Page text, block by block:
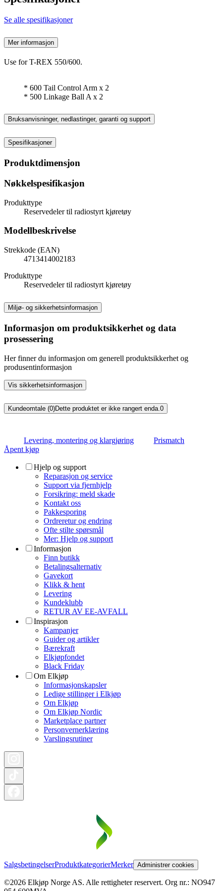
Se alle spesifikasjoner
Mer informasjon
Use for T-REX 550/600.
* 600 Tail Control Arm x 2
* 500 Linkage Ball A x 2
Bruksanvisninger, nedlastinger, garanti og support
Spesifikasjoner
Produktdimensjon
Nøkkelspesifikasjon
Produkttype
Reservedeler til radiostyrt kjøretøy
Modellbeskrivelse
Strekkode (EAN)
4713414002183
Produkttype
Reservedeler til radiostyrt kjøretøy
Miljø- og sikkerhetsinformasjon
Informasjon om produktsikkerhet og data
prosessering
Her finner du informasjon om generell produktsikkerhet og
produsentinformasjon
Vis sikkerhetsinformasjon
Kundeomtale (0)Dette produktet er ikke rangert enda. 0
Levering, montering og klargjøring
Prismatch
Åpent kjøp
Hjelp og support
Reparasjon og service
Support via fjernhjelp
Forsikring: meld skade
Kontakt oss
Pakkesporing
Ordreretur og endring
Ofte stilte spørsmål
Mer: Hjelp og support
Informasjon
Finn butikk
Betalingsalternativ
Gavekort
Klikk & hent
Levering
Kundeklubb
RETUR AV EE-AVFALL
Inspirasjon
Kampanjer
Guider og artikler
Bærekraft
Elkjøpfondet
Black Friday
Om Elkjøp
Informasjonskapsler
Ledige stillinger i Elkjøp
Om Elkjøp
Om Elkjøp Nordic
Marketplace partner
Personvernerklæring
Varslingsrutiner
SalgsbetingelserProduktkategorierMerker Administrer cookies
©2026 Elkjøp Norge AS. Alle rettigheter reservert. Org nr.: NO947